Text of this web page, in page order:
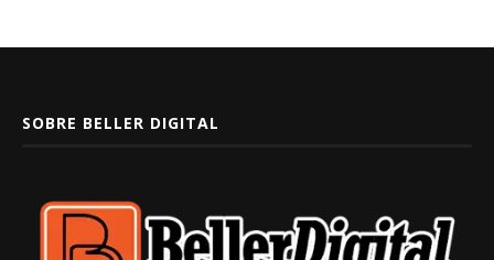
SOBRE BELLER DIGITAL